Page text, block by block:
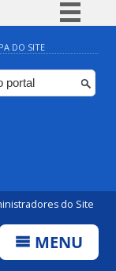
BR
DO SITE
do Site
MENU